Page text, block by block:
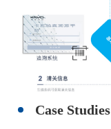
Case Studies